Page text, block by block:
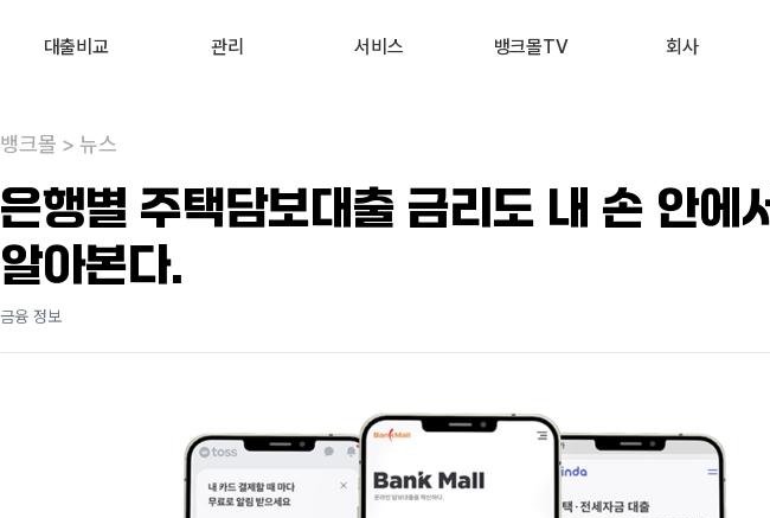
대출비교 관리 서비스 뱅크몰TV 회사
대출상담사 찾기
사업자대출
전세대출
신용대출
내 대출 관리 투자 상품비교 뉴스 고객 후기
뱅크몰 > 뉴스
은행별 주택담보대출 금리도 내 손 안에
알아본다.
금융 정보